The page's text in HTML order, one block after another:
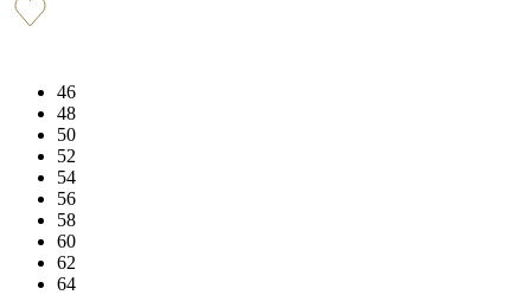
46
48
50
52
54
56
58
60
62
64